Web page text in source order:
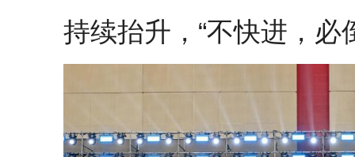
持续抬升，“不快进，必